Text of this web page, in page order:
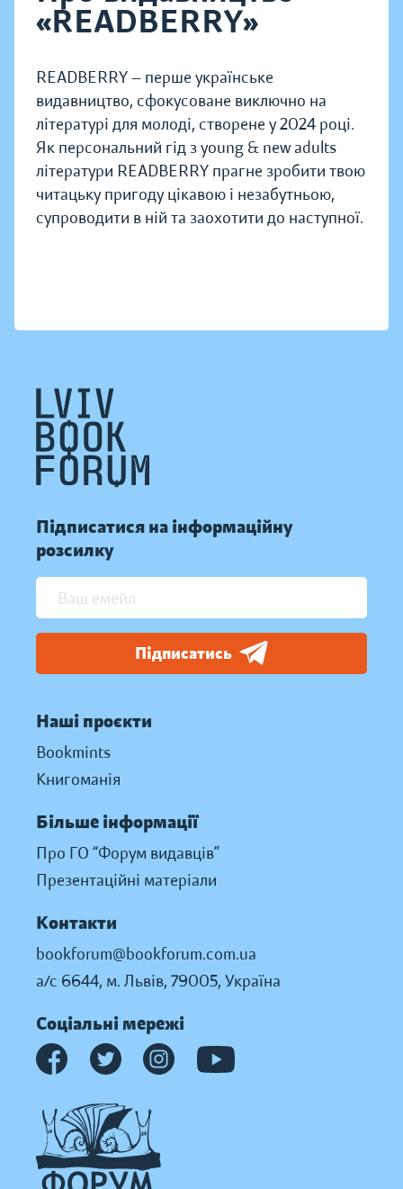
«READBERRY»
READBERRY — перше українське
видавництво, сфокусоване виключно на
літературі для молоді, створене у 2024 році.
Як персональний гід з young & new adults
літератури READBERRY прагне зробити твою
читацьку пригоду цікавою і незабутньою,
супроводити в ній та заохотити до наступної.
Підписатися на інформаційну
розсилку
Підписатись
Наші проєкти
Bookmints
Книгоманія
Більше інформації
Про ГО “Форум видавців”
Презентаційні матеріали
Контакти
bookforum@bookforum.com.ua
а/с 6644, м. Львів, 79005, Україна
Соціальні мережі